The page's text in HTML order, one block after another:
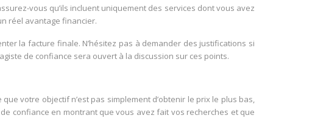
vous qu’ils incluent uniquement des services dont vous avez
réel avantage financier.
la facture finale. N’hésitez pas à demander des justifications si
de confiance sera ouvert à la discussion sur ces points.
votre objectif n’est pas simplement d’obtenir le prix le plus bas,
confiance en montrant que vous avez fait vos recherches et que